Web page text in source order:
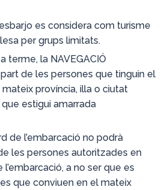
es considera com turisme
per grups limitats.
terme, la NAVEGACIÓ
part de les persones que tinguin el
província, illa o ciutat
estigui amarrada
de l’embarcació no podrà
les persones autoritzades en
a no ser que es
que conviuen en el mateix